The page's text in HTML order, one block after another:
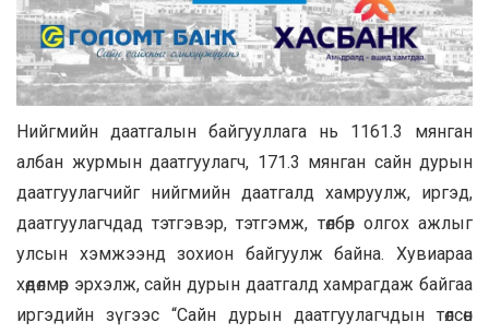
Нийгмийн даатгалын байгууллага нь 1161.3 мянган
албан журмын даатгуулагч, 171.3 мянган сайн дурын
даатгуулагчийг нийгмийн даатгалд хамруулж, иргэд,
даатгуулагчдад тэтгэвэр, тэтгэмж, төлбөр олгох ажлыг
улсын хэмжээнд зохион байгуулж байна. Хувиараа
хөдөлмөр эрхэлж, сайн дурын даатгалд хамрагдаж байгаа
иргэдийн зүгээс “Сайн дурын даатгуулагчдын төлсөн